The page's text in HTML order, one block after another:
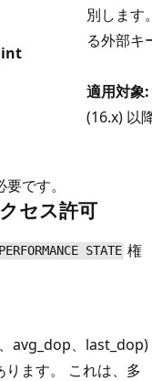
別します
る外部キ
適用対象:
(16.x) 以
です。
セス許可
STATE 権
avg_dop、last_dop)
ます。 これは、多